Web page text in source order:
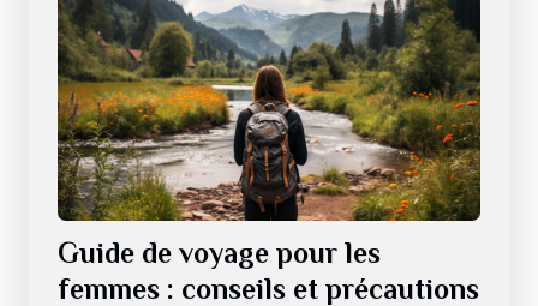
Guide de voyage pour les
femmes : conseils et précautions